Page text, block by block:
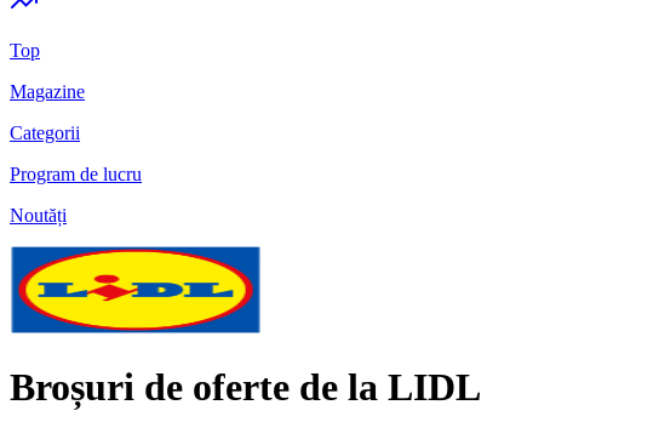
Top
Magazine
Categorii
Program de lucru
Noutăți
Broșuri de oferte de la LIDL